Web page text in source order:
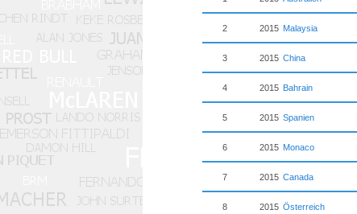
2 2015 Malaysia
3 2015 China
4 2015 Bahrain
5 2015 Spanien
6 2015 Monaco
7 2015 Canada
8 2015 Österreich